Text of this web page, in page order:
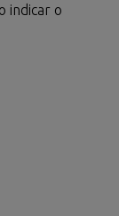
indicar o